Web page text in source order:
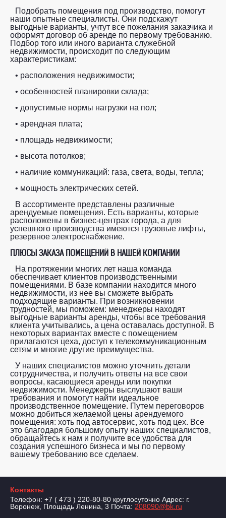
Подобрать помещения под производство, помогут
наши опытные специалисты. Они подскажут
выгодные варианты, учтут все пожелания заказчика и
оформят договор об аренде по первому требованию.
Подбор того или иного варианта служебной
недвижимости, происходит по следующим
характеристикам:
• расположения недвижимости;
• особенностей планировки склада;
• допустимые нормы нагрузки на пол;
• арендная плата;
• площадь недвижимости;
• высота потолков;
• наличие коммуникаций: газа, света, воды, тепла;
• мощность электрических сетей.
В ассортименте представлены различные
арендуемые помещения. Есть варианты, которые
расположены в бизнес-центрах города, а для
успешного производства имеются грузовые лифты,
резервное электроснабжение.
ПЛЮСЫ ЗАКАЗА ПОМЕЩЕНИЙ В НАШЕЙ КОМПАНИИ
На протяжении многих лет наша команда
обеспечивает клиентов производственными
помещениями. В базе компании находится много
недвижимости, из нее вы сможете выбрать
подходящие варианты. При возникновении
трудностей, мы поможем: менеджеры находят
выгодные варианты аренды, чтобы все требования
клиента учитывались, а цена оставалась доступной. В
некоторых вариантах вместе с помещением
прилагаются цеха, доступ к телекоммуникационным
сетям и многие другие преимущества.
У наших специалистов можно уточнить детали
сотрудничества, и получить ответы на все свои
вопросы, касающиеся аренды или покупки
недвижимости. Менеджеры выслушают ваши
требования и помогут найти идеальное
производственное помещение. Путем переговоров
можно добиться желаемой цены арендуемого
помещения: хоть под автосервис, хоть под цех. Все
это благодаря большому опыту наших специалистов,
обращайтесь к нам и получите все удобства для
создания успешного бизнеса и мы по первому
вашему требованию все сделаем.
Контакты
Телефон: +7 ( 473 ) 220-80-80 круглосуточно Адрес: г.
Воронеж, Площадь Ленина, 3 Почта: 208090@bk.ru